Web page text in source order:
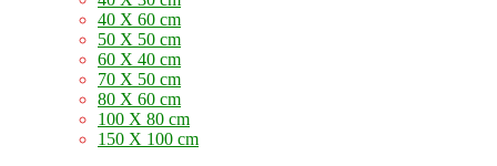
40 X 60 cm
50 X 50 cm
60 X 40 cm
70 X 50 cm
80 X 60 cm
100 X 80 cm
150 X 100 cm